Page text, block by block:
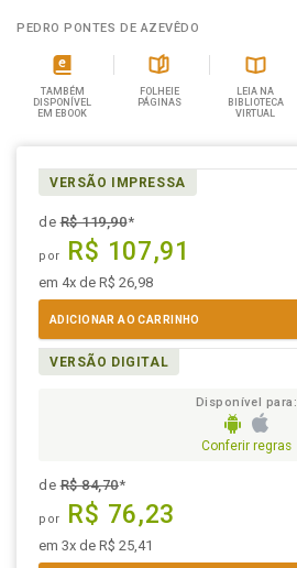
PEDRO PONTES DE AZEVÊDO
TAMBÉM
DISPONÍVEL
EM EBOOK
FOLHEIE
PÁGINAS
LEIA NA
BIBLIOTECA
VIRTUAL
VERSÃO IMPRESSA
deR$ 119,90*
por R$ 107,91
em 4x de R$ 26,98
ADICIONAR AO CARRINHO
VERSÃO DIGITAL
Disponível para:
Conferir regras
deR$ 84,70*
por R$ 76,23
em 3x de R$ 25,41